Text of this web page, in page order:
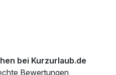
Radeberg
bei Kurzurlaub.de
Bewertungen